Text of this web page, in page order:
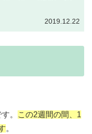
2019.12.22
。
この2週間の間、1
。